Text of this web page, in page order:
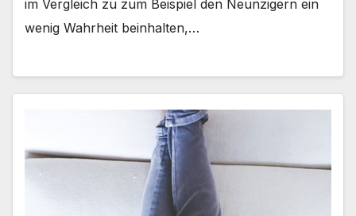
im Vergleich zu zum Beispiel den Neunzigern ein
wenig Wahrheit beinhalten,…